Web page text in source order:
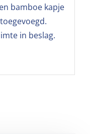
bamboe kapje
in beslag.